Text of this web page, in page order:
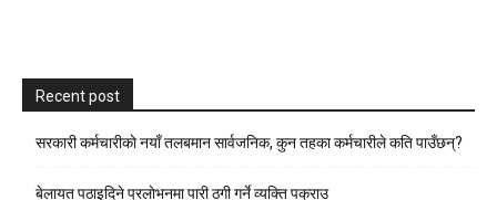
Recent post
सरकारी कर्मचारीकाे नयाँ तलबमान सार्वजनिक, कुन तहका कर्मचारीले कति पाउँछन्?
बेलायत पठाइदिने प्रलाेभनमा पारी ठगी गर्ने व्यक्ति पक्राउ